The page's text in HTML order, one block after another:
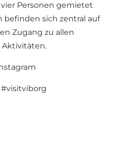
Personen gemietet
befinden sich zentral auf
Zugang zu allen
#visitviborg